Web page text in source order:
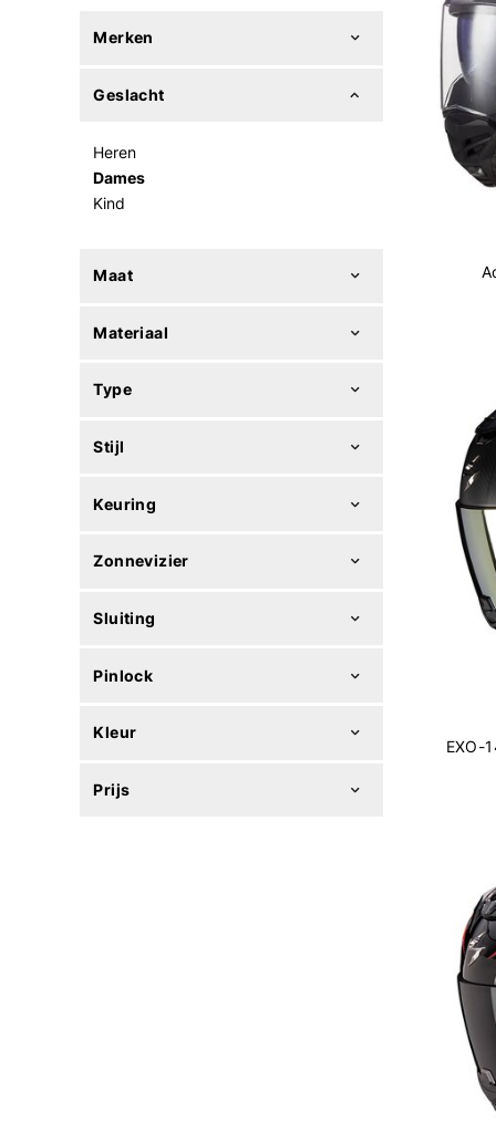
Merken
Geslacht
Heren
Dames
Kind
Maat
Materiaal
Type
Stijl
Keuring
Zonnevizier
Sluiting
Pinlock
Kleur
Prijs
EXO-